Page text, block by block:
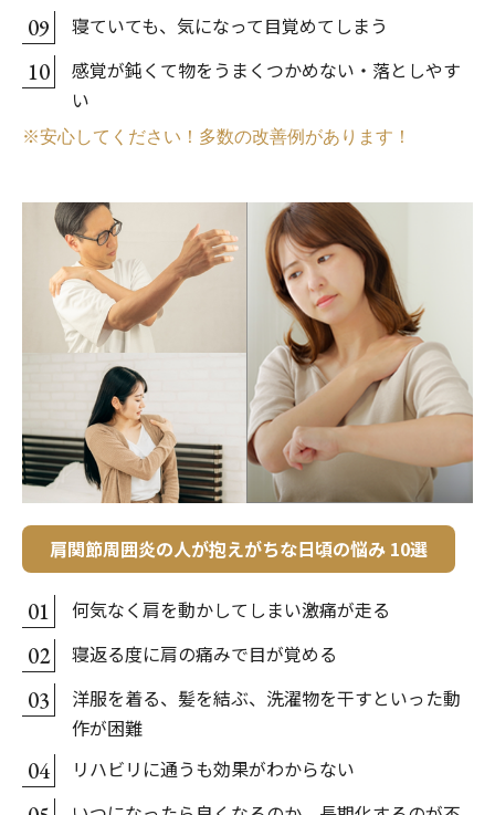
09 寝ていても、気になって目覚めてしまう
10
感覚が鈍くて物をうまくつかめない・落としやす
い
※安心してください！多数の改善例があります！
肩関節周囲炎の人が抱えがちな日頃の悩み 10選
01 何気なく肩を動かしてしまい激痛が走る
02 寝返る度に肩の痛みで目が覚める
03
洋服を着る、髪を結ぶ、洗濯物を干すといった動
作が困難
04 リハビリに通うも効果がわからない